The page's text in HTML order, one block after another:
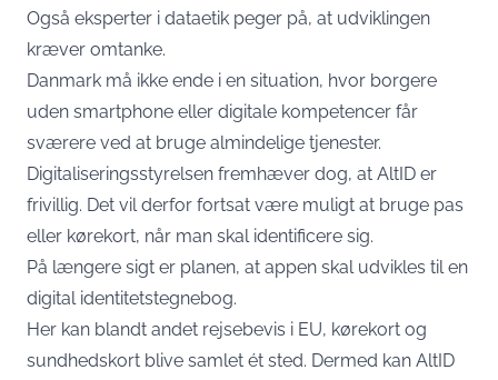
Også eksperter i dataetik peger på, at udviklingen
kræver omtanke.
Danmark må ikke ende i en situation, hvor borgere
uden smartphone eller digitale kompetencer får
sværere ved at bruge almindelige tjenester.
Digitaliseringsstyrelsen fremhæver dog, at AltID er
frivillig. Det vil derfor fortsat være muligt at bruge pas
eller kørekort, når man skal identificere sig.
På længere sigt er planen, at appen skal udvikles til en
digital identitetstegnebog.
Her kan blandt andet rejsebevis i EU, kørekort og
sundhedskort blive samlet ét sted. Dermed kan AltID